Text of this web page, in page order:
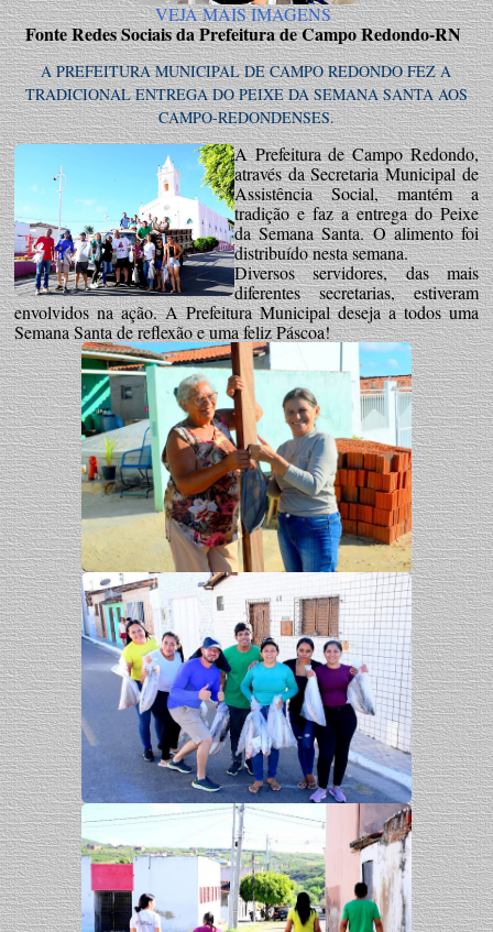
VEJA MAIS IMAGENS
Fonte Redes Sociais da Prefeitura de Campo Redondo-RN
A PREFEITURA MUNICIPAL DE CAMPO REDONDO FEZ A
TRADICIONAL ENTREGA DO PEIXE DA SEMANA SANTA AOS
CAMPO-REDONDENSES.
A Prefeitura de Campo Redondo,
através da Secretaria Municipal de
Assistência Social, mantém a
tradição e faz a entrega do Peixe
da Semana Santa. O alimento foi
distribuído nesta semana.
Diversos servidores, das mais
diferentes secretarias, estiveram
envolvidos na ação. A Prefeitura Municipal deseja a todos uma
Semana Santa de reflexão e uma feliz Páscoa!